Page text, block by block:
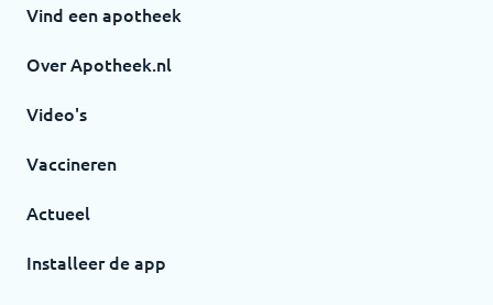
Vind een apotheek
Over Apotheek.nl
Video's
Vaccineren
Actueel
Installeer de app